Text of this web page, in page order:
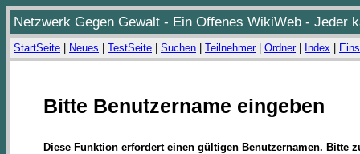
Netzwerk Gegen Gewalt - Ein Offenes WikiWeb - Jeder
StartSeite Neues TestSeite Suchen Teilnehmer| Ordner| Index
Bitte Benutzername eingeben
Diese Funktion erfordert einen gültigen Benutzernamen. Bitte